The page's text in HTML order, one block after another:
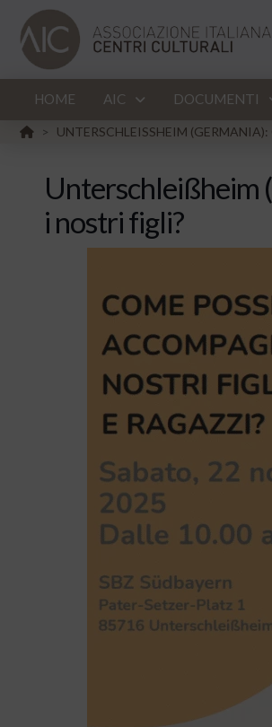
HOME AIC DOCUMENTI
HOME
> UNTERSCHLEISSHEIM
Unterschleißheim
i nostri figli?